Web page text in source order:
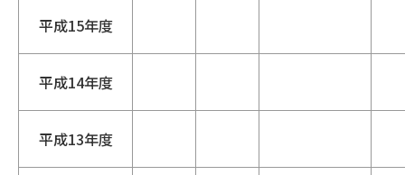
平成15年度
平成14年度
平成13年度